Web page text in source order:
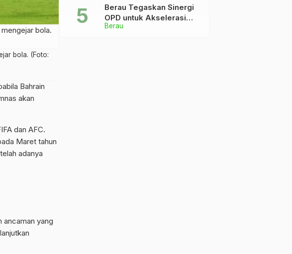
bola.
bola. (Foto:
Bahrain
akan
dan AFC.
Maret tahun
adanya
ancaman yang
Berau
Berau Tegaskan Sinergi
OPD untuk Akselerasi
Pembangunan